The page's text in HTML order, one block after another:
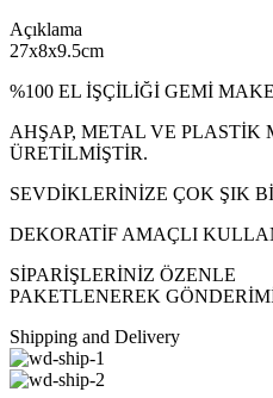
Açıklama
27x8x9.5cm
%100 EL İŞÇİLİĞİ GEMİ
AHŞAP, METAL VE PLASTİK
ÜRETİLMİŞTİR.
SEVDİKLERİNİZE ÇOK ŞIK
DEKORATİF AMAÇLI
SİPARİŞLERİNİZ ÖZENLE
PAKETLENEREK
Shipping and Delivery